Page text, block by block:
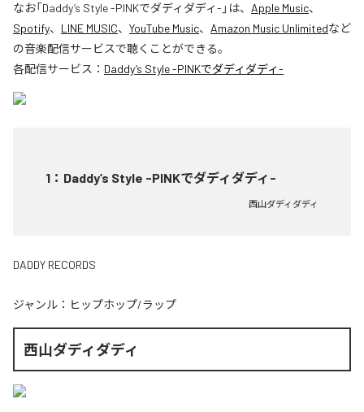
なお「Daddy’s Style -PINKでダディダディ- 」は、 Apple Music、
Spotify、 LINE MUSIC、 YouTube Music、 Amazon Music Unlimitedなど
の音楽配信サービスで聴くことができる。
各配信サービス： Daddy’s Style -PINKでダディダディ-
1 ： Daddy’s Style -PINKでダディダディ-
西山ダディダディ
DADDY RECORDS
ジャンル： ヒップホップ/ラップ
西山ダディダディ